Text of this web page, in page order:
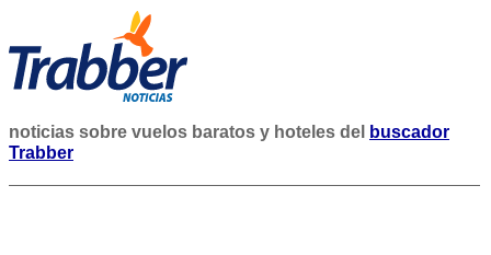
noticias sobre vuelos baratos y hoteles del
buscador
Trabber